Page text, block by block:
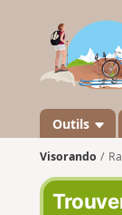
Outils
Visorando